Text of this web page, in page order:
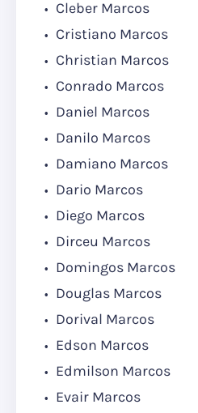
Cleber Marcos
Cristiano Marcos
Christian Marcos
Conrado Marcos
Daniel Marcos
Danilo Marcos
Damiano Marcos
Dario Marcos
Diego Marcos
Dirceu Marcos
Domingos Marcos
Douglas Marcos
Dorival Marcos
Edson Marcos
Edmilson Marcos
Evair Marcos